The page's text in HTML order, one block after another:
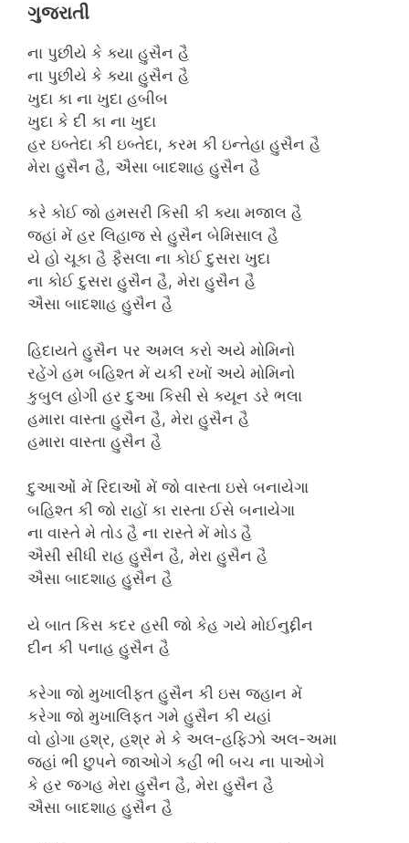
ગુજરાતી
ના પુછીયે કે ક્યા હુસૈન હૈ
ના પુછીયે કે ક્યા હુસૈન હૈ
ખુદા કા ના ખુદા હબીબ
ખુદા કે દીં કા ના ખુદા
હર ઇબ્તેદા કી ઇબ્તેદા, કરમ કી ઇન્તેહા હુસૈન હૈ
મેરા હુસૈન હૈ, ઐસા બાદશાહ હુસૈન હૈ
કરે કોઈ જો હમસરી કિસી કી ક્યા મજાલ હૈ
જહાં મેં હર લિહાજ સે હુસૈન બેમિસાલ હૈ
યે હો ચૂકા હૈ ફૈસલા ના કોઈ દુસરા ખુદા
ના કોઈ દુસરા હુસૈન હૈ, મેરા હુસૈન હૈ
ઐસા બાદશાહ હુસૈન હૈ
હિદાયતે હુસૈન પર અમલ કરો અયે મોમિનો
રહેંગે હમ બહિશ્ત મેં યકીં રખોં અયે મોમિનો
કુબુલ હોગી હર દુઆ કિસી સે ક્યૂન ડરે ભલા
હમારા વાસ્તા હુસૈન હૈ, મેરા હુસૈન હૈ
હમારા વાસ્તા હુસૈન હૈ
દુઆઓં મેં રિદાઓં મેં જો વાસ્તા ઇસે બનાયેગા
બહિશ્ત કી જો રાહોં કા રાસ્તા ઈસે બનાયેગા
ના વાસ્તે મે તોડ હૈ ના રાસ્તે મેં મોડ હૈ
ઐસી સીધી રાહ હુસૈન હૈ, મેરા હુસૈન હૈ
ઐસા બાદશાહ હુસૈન હૈ
યે બાત કિસ કદર હસી જો કેહ ગયે મોઈનુદ્દીન
દીન કી પનાહ હુસૈન હૈ
કરેગા જો મુખાલીફત હુસૈન કી ઇસ જહાન મેં
કરેગા જો મુખાલિફત ગમે હુસૈન કી યહાં
વો હોગા હશ્ર, હશ્ર મે કે અલ-હફિઝો અલ-અમા
જહાં ભી છુપને જાઓગે કહીં ભી બચ ના પાઓગે
કે હર જગહ મેરા હુસૈન હૈ, મેરા હુસૈન હૈ
ઐસા બાદશાહ હુસૈન હૈ